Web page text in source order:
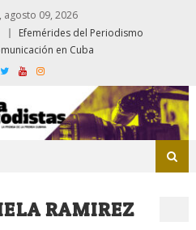
agosto 09, 2026
Efemérides del Periodismo
en Cuba
RAMIREZ